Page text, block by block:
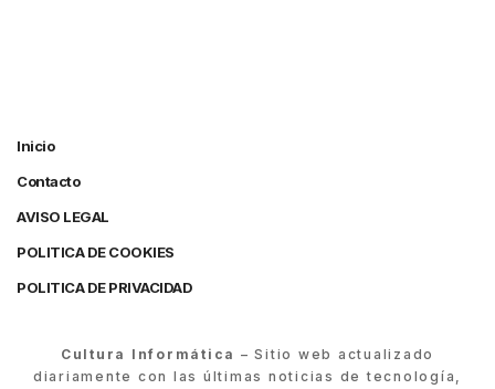
Inicio
Contacto
AVISO LEGAL
POLITICA DE COOKIES
POLITICA DE PRIVACIDAD
Cultura Informática – Sitio web actualizado
diariamente con las últimas noticias de tecnología,